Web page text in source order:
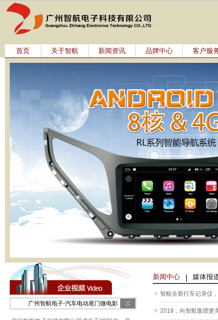
首页 关于智航 新闻资讯 品牌中心 客户服
新闻中心 媒体报
智航全新行车记录仪
2018，向智航集团更